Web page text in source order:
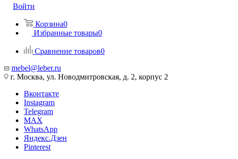
Войти
Корзина0
Избранные товары0
Сравнение товаров0
mebel@leber.ru
г. Москва, ул. Новодмитровская, д. 2, корпус 2
Вконтакте
Instagram
Telegram
MAX
WhatsApp
Яндекс.Дзен
Pinterest